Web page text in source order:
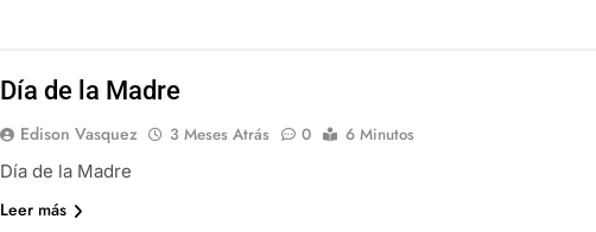
Día de la Madre
Edison Vasquez 3 Meses Atrás 0
6 Minutos
Día de la Madre
Leer más